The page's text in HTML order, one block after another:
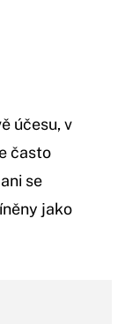
účesu, v
často
se
jako